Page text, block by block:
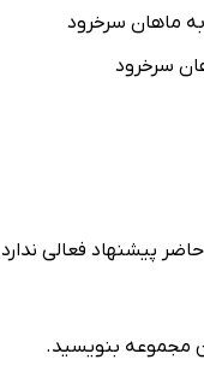
ماهان سرخرود
سرخرود
پیشنهاد فعالی ندارد
مجموعه بنویسید.